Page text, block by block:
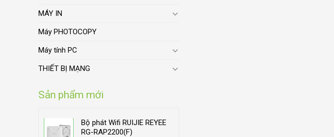
MÁY IN
Máy PHOTOCOPY
Máy tính PC
THIẾT BỊ MẠNG
Sản phẩm mới
Bộ phát Wifi RUIJIE REYEE
RG-RAP2200(F)